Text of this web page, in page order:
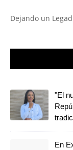
Dejando un
"El
En